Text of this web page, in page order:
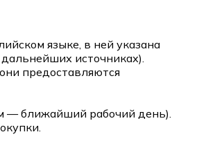
языке, в ней указана
источниках).
предоставляются
— ближайший рабочий день).